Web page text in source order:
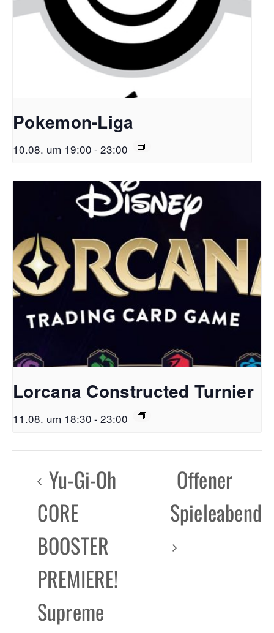
Pokemon-Liga
10.08. um 19:00 - 23:00
Lorcana Constructed Turnier
11.08. um 18:30 - 23:00
Yu-Gi-Oh
CORE
BOOSTER
PREMIERE!
Supreme
Offener
Spieleabend